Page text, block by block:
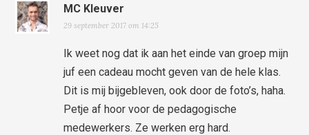
MC Kleuver
29 september 2017 om 14:25
Ik weet nog dat ik aan het einde van groep mijn
juf een cadeau mocht geven van de hele klas.
Dit is mij bijgebleven, ook door de foto’s, haha.
Petje af hoor voor de pedagogische
medewerkers. Ze werken erg hard.